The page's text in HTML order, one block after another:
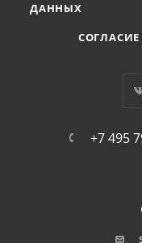
ДАННЫХ
СОГЛАСИЕ
+7 495